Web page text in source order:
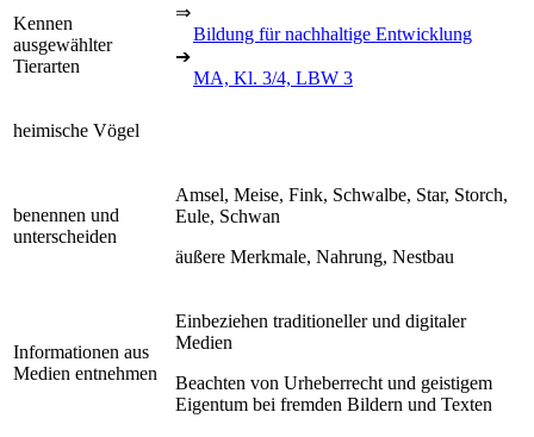
Kennen
ausgewählter
Tierarten
⇒
Bildung für nachhaltige Entwicklung
➔
MA, Kl. 3/4, LBW 3
heimische Vögel
benennen und
unterscheiden
Amsel, Meise, Fink, Schwalbe, Star, Storch,
Eule, Schwan
äußere Merkmale, Nahrung, Nestbau
Informationen aus
Medien entnehmen
Einbeziehen traditioneller und digitaler
Medien
Beachten von Urheberrecht und geistigem
Eigentum bei fremden Bildern und Texten